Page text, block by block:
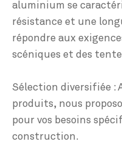
aluminium se
résistance et une
répondre aux
scéniques et des
Sélection diversifiée :
produits, nous
pour vos besoins
construction.